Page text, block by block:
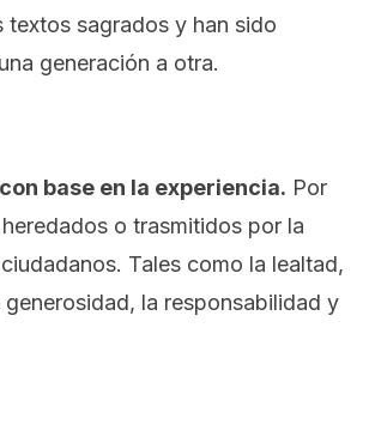
textos sagrados y han sido
generación a otra.
base en la experiencia. Por
o trasmitidos por la
Tales como la lealtad,
generosidad, la responsabilidad y